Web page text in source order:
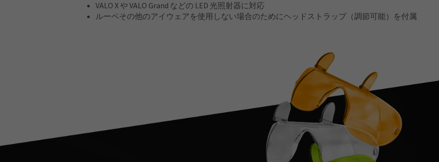
VALO X や VALO Grand などの LED 光照射器に対応
ルーペその他のアイウェアを使用しない場合のためにヘッドストラップ（調節可能）を付属